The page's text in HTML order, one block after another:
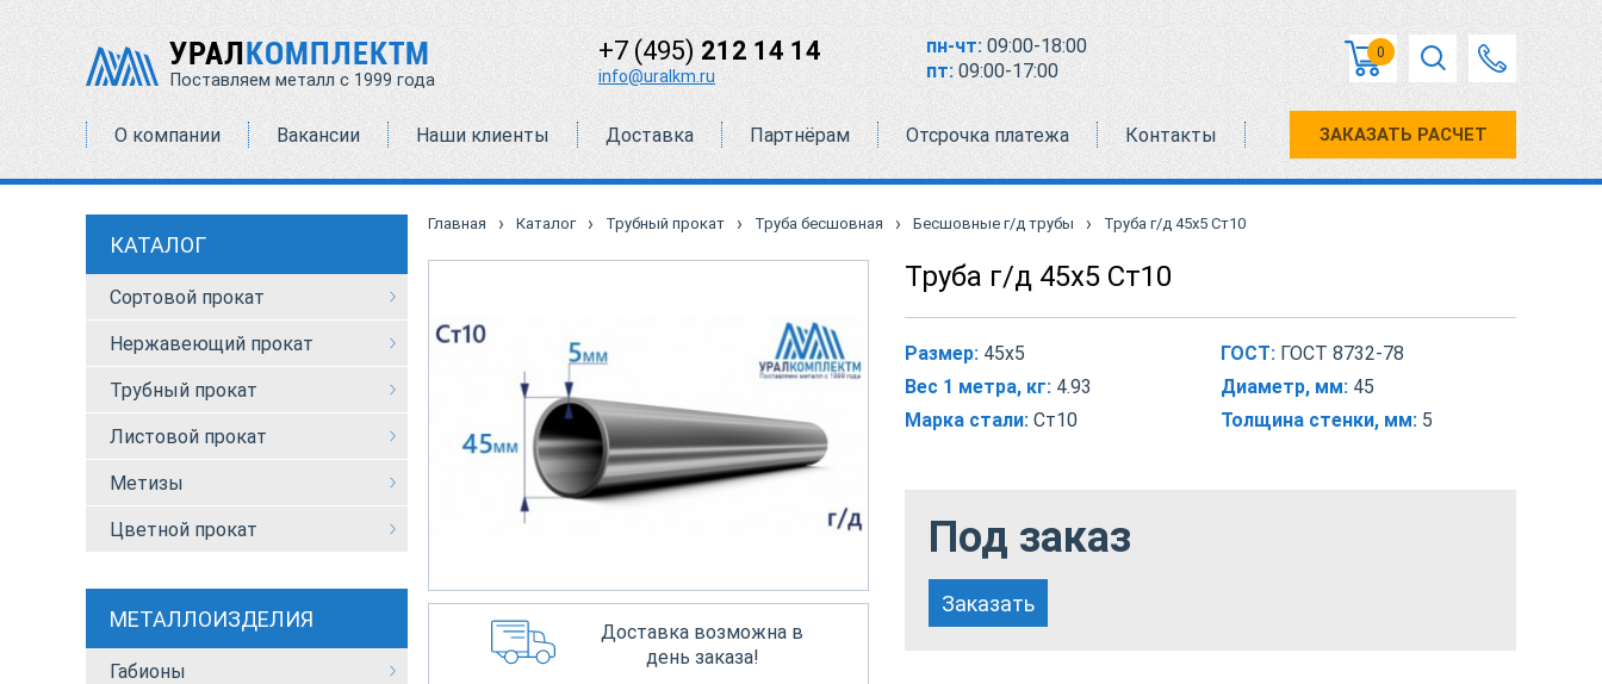
УРАЛКОМПЛЕКТМ
Поставляем металл с 1999 года
+7 (495) 212 14 14
info@uralkm.ru
пн-чт: 09:00-18:00
пт: 09:00-17:00
0
О компании Вакансии Наши клиенты Доставка Партнёрам Отсрочка платежа Контакты ЗАКАЗАТЬ РАСЧЕТ
КАТАЛОГ
Сортовой прокат
Нержавеющий прокат
Трубный прокат
Листовой прокат
Метизы
Цветной прокат
МЕТАЛЛОИЗДЕЛИЯ
Габионы
Главная › Каталог › Трубный прокат › Труба бесшовная › Бесшовные г/д трубы › Труба г/д 45х5 Ст10
Доставка возможна в
день заказа!
Труба г/д 45х5 Ст10
Размер: 45х5
Вес 1 метра, кг: 4.93
Марка стали: Ст10
ГОСТ: ГОСТ 8732-78
Диаметр, мм: 45
Толщина стенки, мм: 5
Под заказ
Заказать